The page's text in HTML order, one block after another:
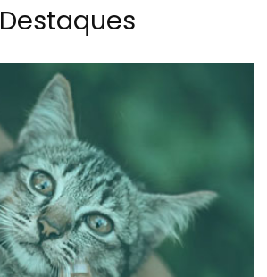
Destaques